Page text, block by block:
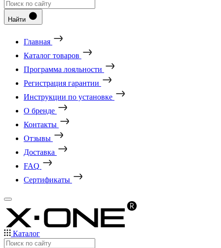
Найти
Главная
Каталог товаров
Программа лояльности
Регистрация гарантии
Инструкции по установке
О бренде
Контакты
Отзывы
Доставка
FAQ
Сертификаты
Каталог